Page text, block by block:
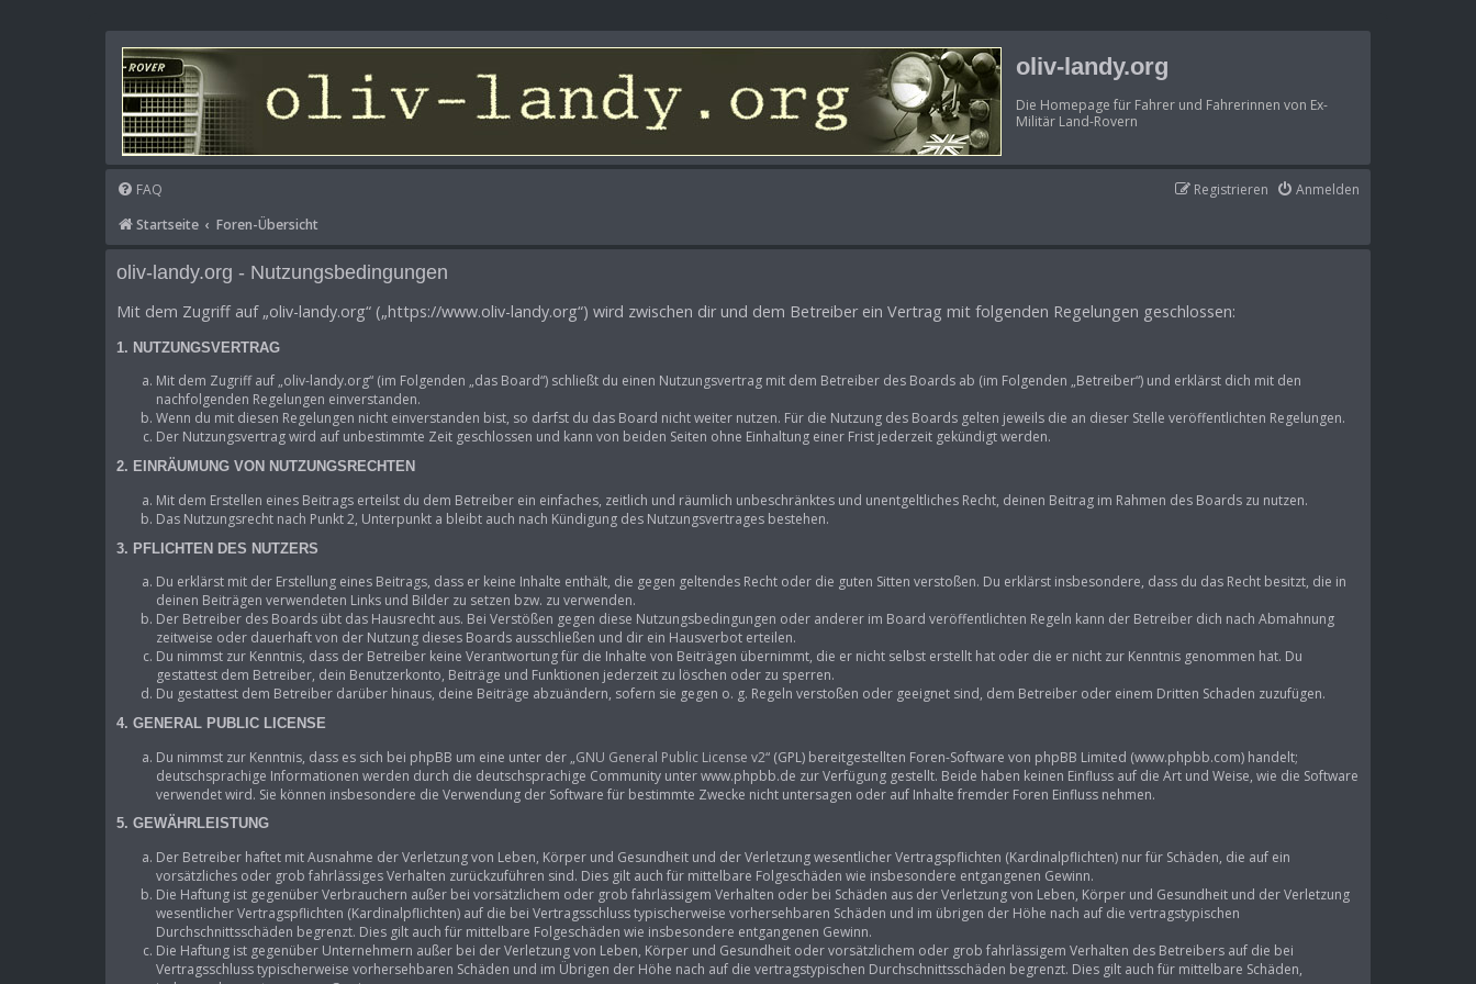
oliv-landy.org
Die Homepage für Fahrer und Fahrerinnen von Ex-
Militär Land-Rovern
FAQ Anmelden
Registrieren
Startseite
Foren-Übersicht
oliv-landy.org - Nutzungsbedingungen
Mit dem Zugriff auf „oliv-landy.org“ („https://www.oliv-landy.org“) wird zwischen dir und dem Betreiber ein Vertrag mit folgenden Regelungen geschlossen:
1. NUTZUNGSVERTRAG
Mit dem Zugriff auf „oliv-landy.org“ (im Folgenden „das Board“) schließt du einen Nutzungsvertrag mit dem Betreiber des Boards ab (im Folgenden „Betreiber“) und erklärst dich mit den
nachfolgenden Regelungen einverstanden.
Wenn du mit diesen Regelungen nicht einverstanden bist, so darfst du das Board nicht weiter nutzen. Für die Nutzung des Boards gelten jeweils die an dieser Stelle veröffentlichten Regelungen.
Der Nutzungsvertrag wird auf unbestimmte Zeit geschlossen und kann von beiden Seiten ohne Einhaltung einer Frist jederzeit gekündigt werden.
2. EINRÄUMUNG VON NUTZUNGSRECHTEN
Mit dem Erstellen eines Beitrags erteilst du dem Betreiber ein einfaches, zeitlich und räumlich unbeschränktes und unentgeltliches Recht, deinen Beitrag im Rahmen des Boards zu nutzen.
Das Nutzungsrecht nach Punkt 2, Unterpunkt a bleibt auch nach Kündigung des Nutzungsvertrages bestehen.
3. PFLICHTEN DES NUTZERS
Du erklärst mit der Erstellung eines Beitrags, dass er keine Inhalte enthält, die gegen geltendes Recht oder die guten Sitten verstoßen. Du erklärst insbesondere, dass du das Recht besitzt, die in
deinen Beiträgen verwendeten Links und Bilder zu setzen bzw. zu verwenden.
Der Betreiber des Boards übt das Hausrecht aus. Bei Verstößen gegen diese Nutzungsbedingungen oder anderer im Board veröffentlichten Regeln kann der Betreiber dich nach Abmahnung
zeitweise oder dauerhaft von der Nutzung dieses Boards ausschließen und dir ein Hausverbot erteilen.
Du nimmst zur Kenntnis, dass der Betreiber keine Verantwortung für die Inhalte von Beiträgen übernimmt, die er nicht selbst erstellt hat oder die er nicht zur Kenntnis genommen hat. Du
gestattest dem Betreiber, dein Benutzerkonto, Beiträge und Funktionen jederzeit zu löschen oder zu sperren.
Du gestattest dem Betreiber darüber hinaus, deine Beiträge abzuändern, sofern sie gegen o. g. Regeln verstoßen oder geeignet sind, dem Betreiber oder einem Dritten Schaden zuzufügen.
4. GENERAL PUBLIC LICENSE
Du nimmst zur Kenntnis, dass es sich bei phpBB um eine unter der „GNU General Public License v2“ (GPL) bereitgestellten Foren-Software von phpBB Limited (www.phpbb.com) handelt;
deutschsprachige Informationen werden durch die deutschsprachige Community unter www.phpbb.de zur Verfügung gestellt. Beide haben keinen Einfluss auf die Art und Weise, wie die Software
verwendet wird. Sie können insbesondere die Verwendung der Software für bestimmte Zwecke nicht untersagen oder auf Inhalte fremder Foren Einfluss nehmen.
5. GEWÄHRLEISTUNG
Der Betreiber haftet mit Ausnahme der Verletzung von Leben, Körper und Gesundheit und der Verletzung wesentlicher Vertragspflichten (Kardinalpflichten) nur für Schäden, die auf ein
vorsätzliches oder grob fahrlässiges Verhalten zurückzuführen sind. Dies gilt auch für mittelbare Folgeschäden wie insbesondere entgangenen Gewinn.
Die Haftung ist gegenüber Verbrauchern außer bei vorsätzlichem oder grob fahrlässigem Verhalten oder bei Schäden aus der Verletzung von Leben, Körper und Gesundheit und der Verletzung
wesentlicher Vertragspflichten (Kardinalpflichten) auf die bei Vertragsschluss typischerweise vorhersehbaren Schäden und im übrigen der Höhe nach auf die vertragstypischen
Durchschnittsschäden begrenzt. Dies gilt auch für mittelbare Folgeschäden wie insbesondere entgangenen Gewinn.
Die Haftung ist gegenüber Unternehmern außer bei der Verletzung von Leben, Körper und Gesundheit oder vorsätzlichem oder grob fahrlässigem Verhalten des Betreibers auf die bei
Vertragsschluss typischerweise vorhersehbaren Schäden und im Übrigen der Höhe nach auf die vertragstypischen Durchschnittsschäden begrenzt. Dies gilt auch für mittelbare Schäden,